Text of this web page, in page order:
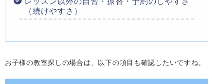
（続けやすさ）
お子様の教室探しの場合は、以下の項目も確認したいですね。